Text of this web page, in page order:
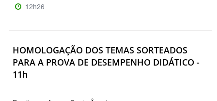
12h26
HOMOLOGAÇÃO DOS TEMAS SORTEADOS
PARA A PROVA DE DESEMPENHO DIDÁTICO -
11h